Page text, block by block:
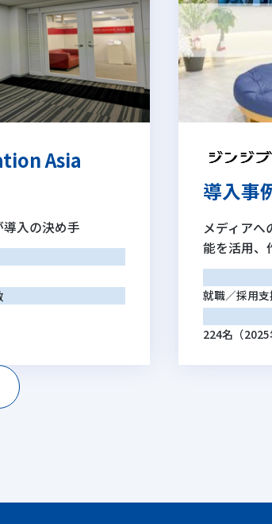
Asia
入の決め手
導入事
メディアへ
能を活用、
就職／採用
224名（2025